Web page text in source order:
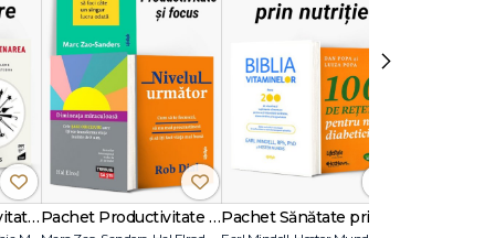
Pachetul Productivitate fără Amânare Pachet Productivitate și focus
›